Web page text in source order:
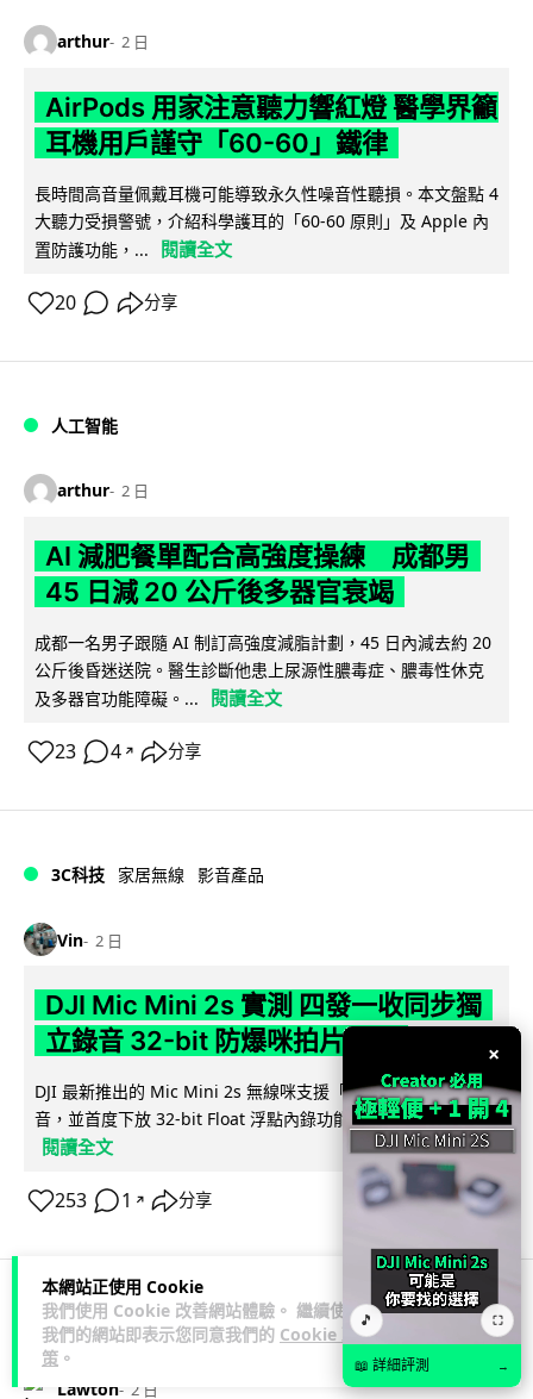
本網站正使用 Cookie
我們使用 Cookie 改善網站體驗。 繼續使用
我們的網站即表示您同意我們的 Cookie 政
策 。
arthur 2 日
AirPods 用家注意聽力響紅燈 醫學界籲
耳機用戶謹守「60-60」鐵律
長時間高音量佩戴耳機可能導致永久性噪音性聽損。本文盤點 4
大聽力受損警號，介紹科學護耳的「60-60 原則」及 Apple 內
置防護功能，...
閱讀全文
20 分享
人工智能
arthur 2 日
AI 減肥餐單配合高強度操練 成都男
45 日減 20 公斤後多器官衰竭
成都一名男子跟隨 AI 制訂高強度減脂計劃，45 日內減去約 20
公斤後昏迷送院。醫生診斷他患上尿源性膿毒症、膿毒性休克
及多器官功能障礙。...
閱讀全文
23 4 ↗ 分享
3C科技 家居無線 影音產品
Vin 2 日
DJI Mic Mini 2s 實測 四發一收同步獨
立錄音 32-bit 防爆咪拍片必備
DJI 最新推出的 Mic Mini 2s 無線咪支援「四發一收」分軌錄
音，並首度下放 32-bit Float 浮點內錄功能。本文經實測其...
閱讀全文
253 1 ↗ 分享
科技娛樂 生活娛樂 城中熱話
Lawton 2 日
×
🎵 ⛶
📖 詳細評測 →